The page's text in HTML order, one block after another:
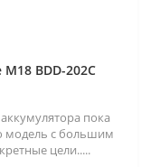
BDD-202C
пока
модель с большим
цели.....